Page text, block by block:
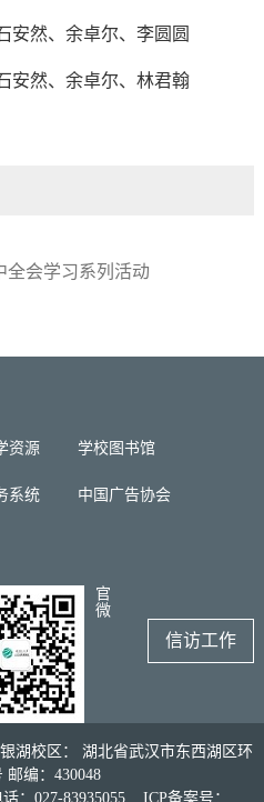
卓尔、李圆圆
卓尔、林君翰
全会学习系列活动
资源 学校图书馆
系统 中国广告协会
信访工作
官
微
湖校区： 湖北省武汉市东西湖区环
邮编：430048
话：027-83935055ICP备案号：